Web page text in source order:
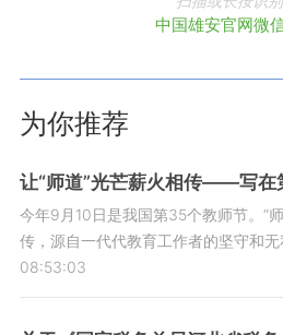
中国雄安官网微
为你推荐
让“师道”光芒薪火相传——写在
今年9月10日是我国第35个教师节。“
传，源自一代代教育工作者的坚守和无
08:53:03